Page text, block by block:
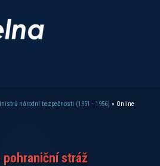
národní bezpečnosti (1951 - 1956) » Online
pohraniční stráž